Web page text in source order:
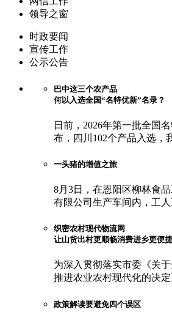
领导之窗
时政要闻
宣传工作
公示公告
巴中这三个农产品
何以入选全国“名特优新”名录？
日前，2026年第一批全国
布，四川102个产品入选，
一头猪的增值之旅
8月3日，在恩阳区柳林食
有限公司生产车间内，工人
织密农村现代物流网
让山货出村更顺畅消费进乡更便捷
为深入贯彻落实市委《关
推进农业农村现代化的决定
政策解读要避免四个误区